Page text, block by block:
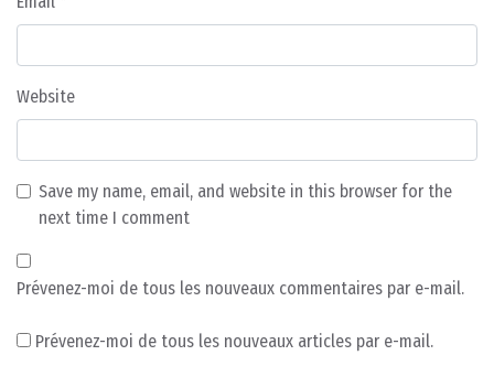
Website
Save my name, email, and website in this browser for the
next time I comment
Prévenez-moi de tous les nouveaux commentaires par e-mail.
Prévenez-moi de tous les nouveaux articles par e-mail.